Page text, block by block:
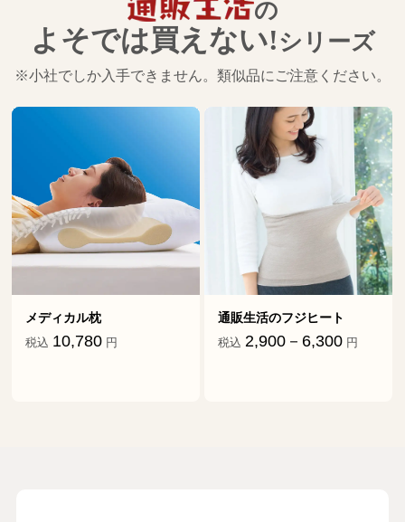
の
よそでは買えない!シリーズ
※小社でしか入手できません。類似品にご注意ください。
通販生活のフジヒート
税込 2,900－6,300
ダニ捕りマット「これが元
祖だ」